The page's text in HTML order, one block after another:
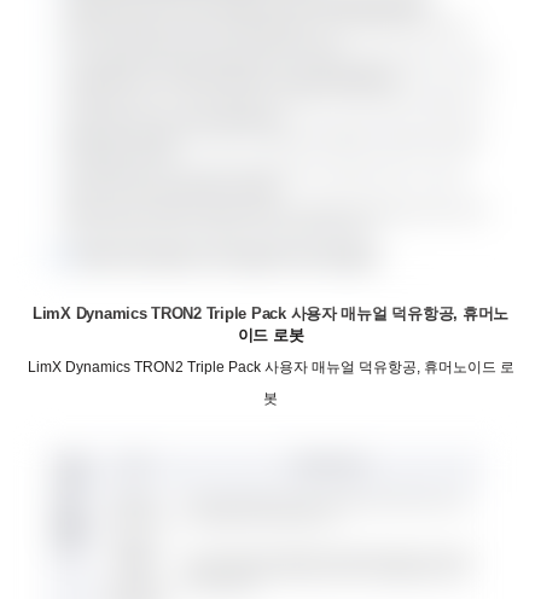
LimX Dynamics TRON2 Triple Pack 사용자 매뉴얼 덕유항공, 휴머노
이드 로봇
LimX Dynamics TRON2 Triple Pack 사용자 매뉴얼 덕유항공, 휴머노이드 로
봇